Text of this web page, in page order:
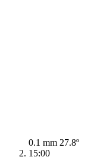
0.1 mm 27.8º
15:00